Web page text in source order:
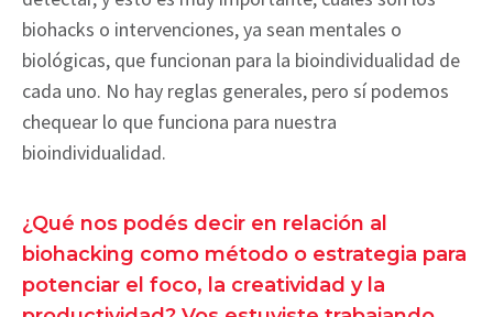
biohacks o intervenciones, ya sean mentales o
biológicas, que funcionan para la bioindividualidad de
cada uno. No hay reglas generales, pero sí podemos
chequear lo que funciona para nuestra
bioindividualidad.
¿Qué nos podés decir en relación al
biohacking como método o estrategia para
potenciar el foco, la creatividad y la